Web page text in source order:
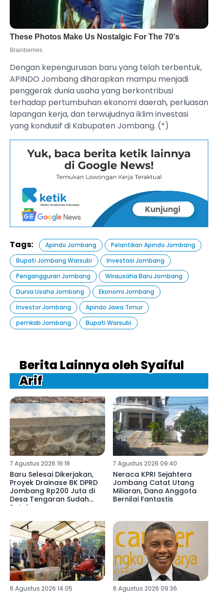
Dengan kepengurusan baru yang telah terbentuk,
APINDO Jombang diharapkan mampu menjadi
penggerak dunia usaha yang berkontribusi
terhadap pertumbuhan ekonomi daerah, perluasan
lapangan kerja, dan terwujudnya iklim investasi
yang kondusif di Kabupaten Jombang. (*)
Tags: Apindo Jombang
Pelantikan Apindo Jombang
Bupati Jombang Warsubi
Investasi Jombang
Pengangguran Jombang
Wirausaha Baru Jombang
Dunia Usaha Jombang
Ekonomi Jombang
Investor Jombang
Apindo Jawa Timur
pemkab Jombang
Bupati Warsubi
Berita Lainnya oleh Syaiful
Arif
7 Agustus 2026 19:16
Baru Selesai Dikerjakan,
Proyek Drainase BK DPRD
Jombang Rp200 Juta di
Desa Tengaran Sudah
Retak
7 Agustus 2026 09:40
Neraca KPRI Sejahtera
Jombang Catat Utang
Miliaran, Dana Anggota
Bernilai Fantastis
6 Agustus 2026 14:05 6 Agustus 2026 09:36